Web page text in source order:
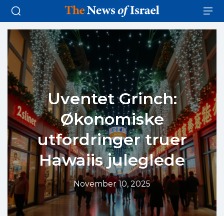
Uventet Grinch:
Økonomiske
utfordringer truer
Hawaiis juleglede
November 10, 2025